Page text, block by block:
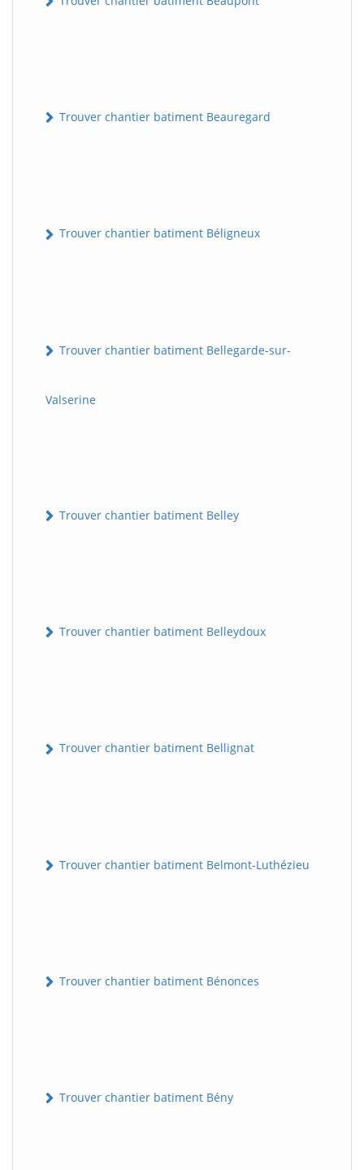
Trouver chantier batiment Beauregard
Trouver chantier batiment Béligneux
Trouver chantier batiment Bellegarde-sur-
Valserine
Trouver chantier batiment Belley
Trouver chantier batiment Belleydoux
Trouver chantier batiment Bellignat
Trouver chantier batiment Belmont-Luthézieu
Trouver chantier batiment Bénonces
Trouver chantier batiment Bény